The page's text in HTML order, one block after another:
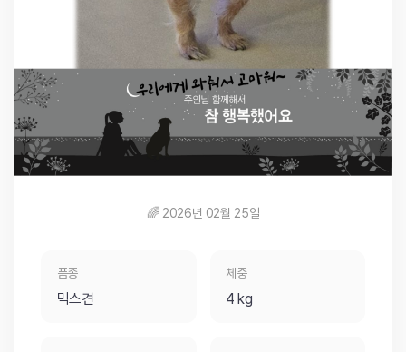
🌈 2026년 02월 25일
품종
믹스견
체중
4 kg